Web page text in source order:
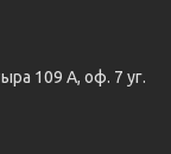
109 А, оф. 7 уг.